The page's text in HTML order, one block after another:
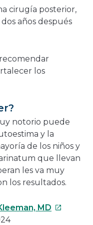
cirugía posterior,
años después
los
notorio puede
y la
de los niños y
que llevan
les va muy
los resultados.
MD Este